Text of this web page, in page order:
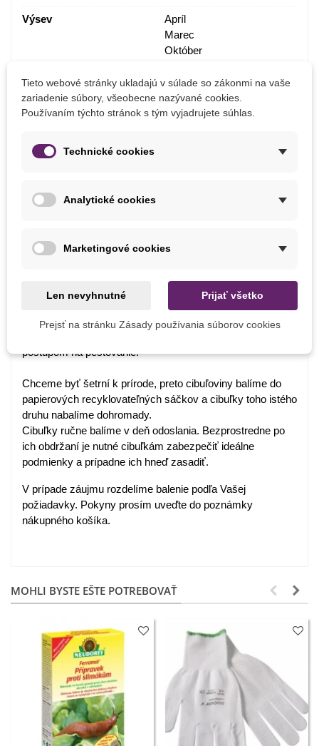
Výsev
Apríl
Marec
Október
Výrobca SemenaOnline
Mrazuvzdornosť
postupom na pestovanie.
Chceme byť šetrní k prírode, preto cibuľoviny balíme do
papierových recyklovateľných sáčkov a cibuľky toho istého
druhu nabalíme dohromady.
Cibuľky ručne balíme v deň odoslania. Bezprostredne po
ich obdržaní je nutné cibuľkám zabezpečiť ideálne
podmienky a prípadne ich hneď zasadiť.
V prípade záujmu rozdelíme balenie podľa Vašej
požiadavky. Pokyny prosím uveďte do poznámky
nákupného košíka.
MOHLI BYSTE EŠTE POTREBOVAŤ
Tieto webové stránky ukladajú v súlade so zákonmi na vaše
zariadenie súbory, všeobecne nazývané cookies.
Používaním týchto stránok s tým vyjadrujete súhlas.
Technické cookies
Analytické cookies
Marketingové cookies
Len nevyhnutné Prijať všetko
Prejsť na stránku Zásady používania súborov cookies